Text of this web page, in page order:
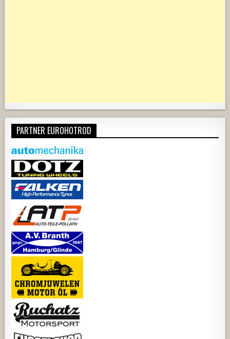
PARTNER EUROHOTROD